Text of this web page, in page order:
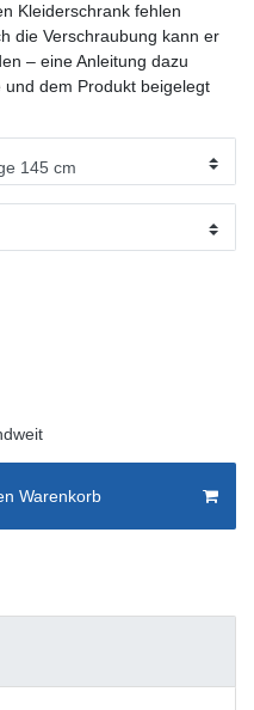
Kleiderschrank fehlen
die Verschraubung kann er
– eine Anleitung dazu
dem Produkt beigelegt
Warenkorb